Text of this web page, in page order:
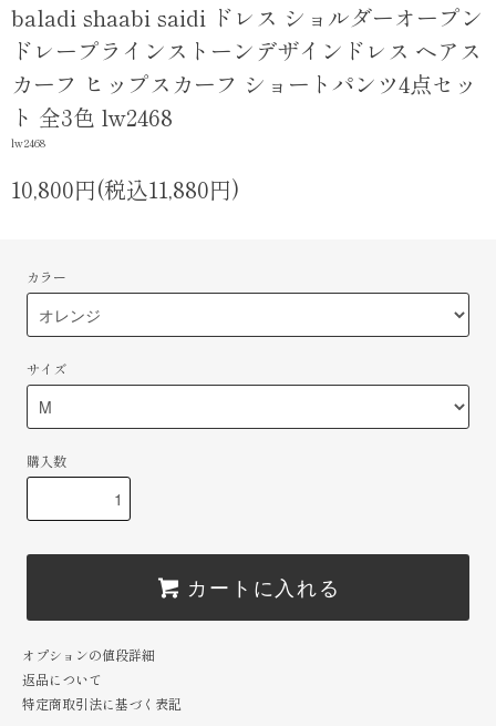
baladi shaabi saidi ドレス ショルダーオープン
ドレープラインストーンデザインドレス ヘアス
カーフ ヒップスカーフ ショートパンツ4点セッ
ト 全3色 lw2468
lw2468
10,800円(税込11,880円)
カラー
サイズ
購入数
カートに入れる
オプションの値段詳細
返品について
特定商取引法に基づく表記